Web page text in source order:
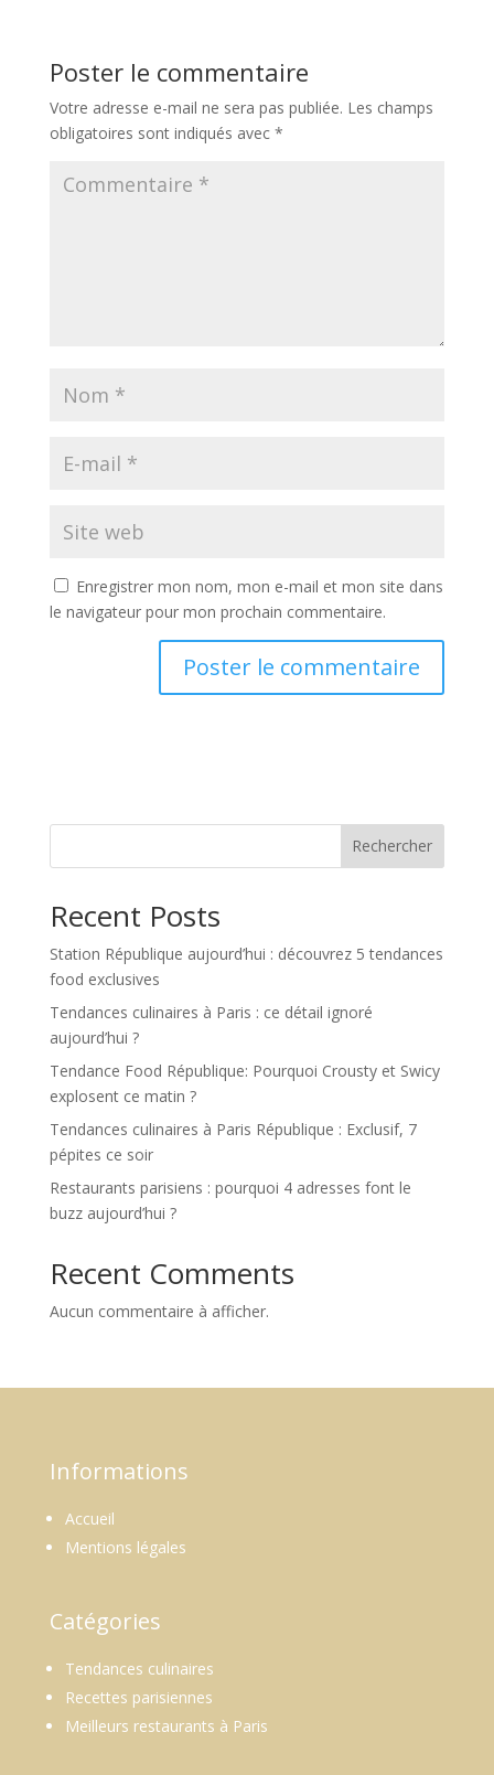
Poster le commentaire
Votre adresse e-mail ne sera pas publiée. Les champs
obligatoires sont indiqués avec *
Enregistrer mon nom, mon e-mail et mon site dans
le navigateur pour mon prochain commentaire.
Rechercher
Recent Posts
Station République aujourd’hui : découvrez 5 tendances
food exclusives
Tendances culinaires à Paris : ce détail ignoré
aujourd’hui ?
Tendance Food République: Pourquoi Crousty et Swicy
explosent ce matin ?
Tendances culinaires à Paris République : Exclusif, 7
pépites ce soir
Restaurants parisiens : pourquoi 4 adresses font le
buzz aujourd’hui ?
Recent Comments
Aucun commentaire à afficher.
Informations
Accueil
Mentions légales
Catégories
Tendances culinaires
Recettes parisiennes
Meilleurs restaurants à Paris